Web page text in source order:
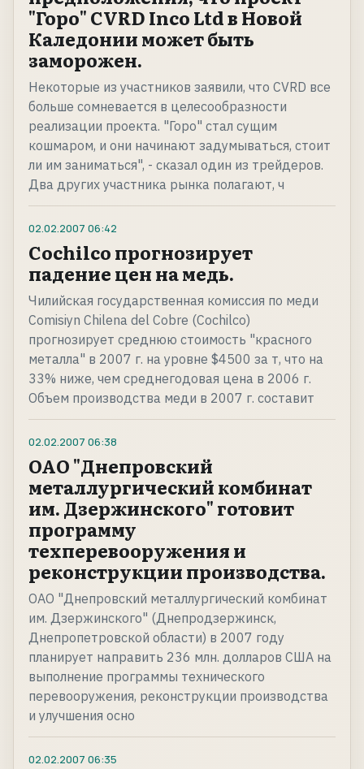
"Горо" CVRD Inco Ltd в Новой
Каледонии может быть
заморожен.
Некоторые из участников заявили, что CVRD все
больше сомневается в целесообразности
реализации проекта. "Горо" стал сущим
кошмаром, и они начинают задумываться, стоит
ли им заниматься", - сказал один из трейдеров.
Два других участника рынка полагают, ч
02.02.2007 06:42
Сochilco прогнозирует
падение цен на медь.
Чилийская государственная комиссия по меди
Comisiуn Chilena del Cobre (Cochilco)
прогнозирует среднюю стоимость "красного
металла" в 2007 г. на уровне $4500 за т, что на
33% ниже, чем среднегодовая цена в 2006 г.
Объем производства меди в 2007 г. составит
02.02.2007 06:38
ОАО "Днепровский
металлургический комбинат
им. Дзержинского" готовит
программу
техперевооружения и
реконструкции производства.
ОАО "Днепровский металлургический комбинат
им. Дзержинского" (Днепродзержинск,
Днепропетровской области) в 2007 году
планирует направить 236 млн. долларов США на
выполнение программы технического
перевооружения, реконструкции производства
и улучшения осно
02.02.2007 06:35